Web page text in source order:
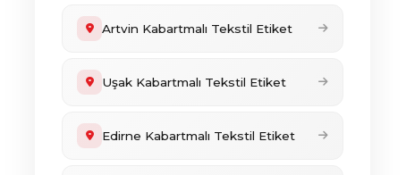
Artvin Kabartmalı Tekstil Etiket
Uşak Kabartmalı Tekstil Etiket
Edirne Kabartmalı Tekstil Etiket